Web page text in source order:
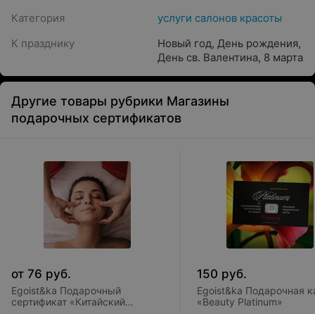
Категория
услуги салонов красоты
К празднику
Новый год, День рождения,
День св. Валентина, 8 марта
Другие товары рубрики Магазины
подарочных сертификатов
от 76 руб.
Egoist&ka Подарочный
сертификат «Китайский
150 руб.
Egoist&ka Подарочная
«Beauty Platinum»